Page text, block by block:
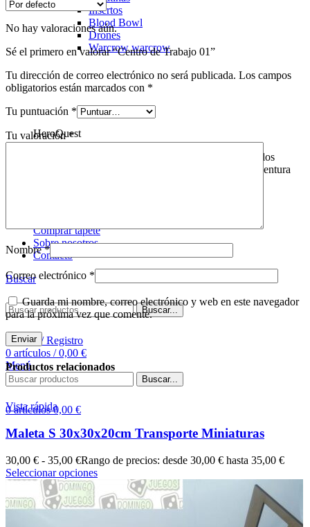
Insertos
Blood Bowl
Drones
Warcrowwarcrow
HeroQuest
HeroQuest es un juego de mesa icónico que invita a los
jugadores a sumergirse en un mundo de fantasía y aventura
Comprar tapete
Sobre nosotros
Contacto
Buscar
Buscar...
Acceso / Registro
0 artículos / 0,00 €
Menú
Buscar...
0artículos 0,00 €
No hay valoraciones aún.
Sé el primero en valorar “Centro de Trabajo 01”
Tu dirección de correo electrónico no será publicada. Los campos
obligatorios están marcados con *
Tu puntuación *
Tu valoración*
Nombre*
Correo electrónico *
Guarda mi nombre, correo electrónico y web en este navegador
para la próxima vez que comente.
Productos relacionados
Vista rápida
Maleta S 30x30x20cm Transporte Miniaturas
30,00 € - 35,00 €Rango de precios: desde 30,00 € hasta 35,00 €
Seleccionar opciones